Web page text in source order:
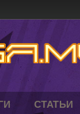
СТАТЬИ